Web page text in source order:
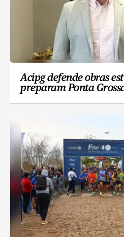
Acipg defende obras
preparam Ponta